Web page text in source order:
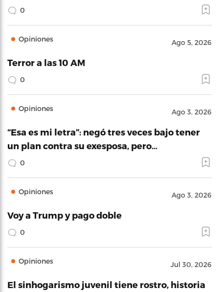
0
Opiniones Ago 5, 2026
Terror a las 10 AM
0
Opiniones Ago 3, 2026
“Esa es mi letra”: negó tres veces bajo tener
un plan contra su exesposa, pero…
0
Opiniones Ago 3, 2026
Voy a Trump y pago doble
0
Opiniones Jul 30, 2026
El sinhogarismo juvenil tiene rostro, historia